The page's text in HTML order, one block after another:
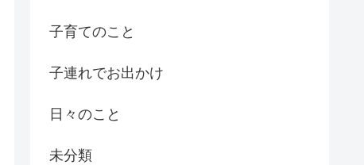
子育てのこと
子連れでお出かけ
日々のこと
未分類